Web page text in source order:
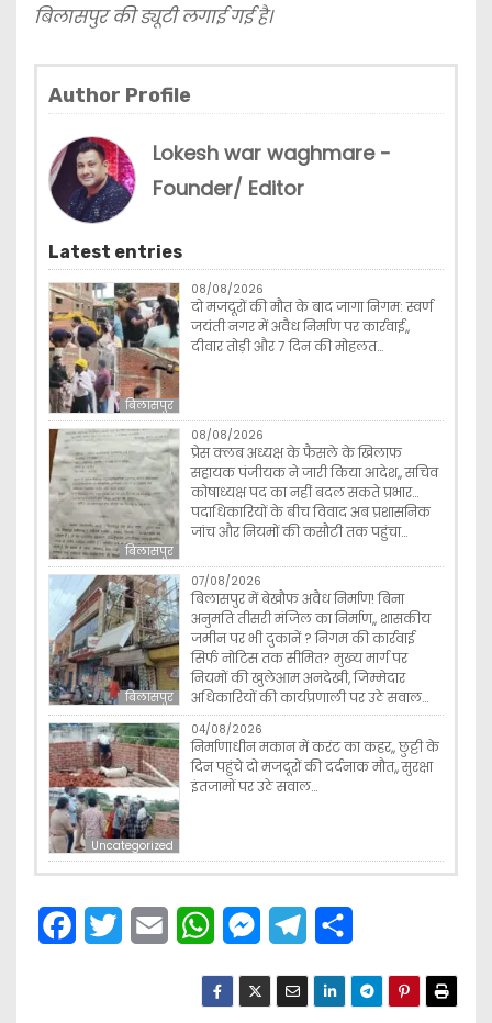
बिलासपुर की ड्यूटी लगाई गई है।
Author Profile
Lokesh war waghmare -
Founder/ Editor
Latest entries
बिलासपुर
08/08/2026
दो मजदूरों की मौत के बाद जागा निगम: स्वर्ण
जयंती नगर में अवैध निर्माण पर कार्रवाई,,
दीवार तोड़ी और 7 दिन की मोहलत…
बिलासपुर
08/08/2026
प्रेस क्लब अध्यक्ष के फैसले के खिलाफ
सहायक पंजीयक ने जारी किया आदेश,, सचिव
कोषाध्यक्ष पद का नहीं बदल सकते प्रभार…
पदाधिकारियों के बीच विवाद अब प्रशासनिक
जांच और नियमों की कसौटी तक पहुंचा…
बिलासपुर
07/08/2026
बिलासपुर में बेखौफ अवैध निर्माण! बिना
अनुमति तीसरी मंजिल का निर्माण,, शासकीय
जमीन पर भी दुकानें ? निगम की कार्रवाई
सिर्फ नोटिस तक सीमित? मुख्य मार्ग पर
नियमों की खुलेआम अनदेखी, जिम्मेदार
अधिकारियों की कार्यप्रणाली पर उठे सवाल…
Uncategorized
04/08/2026
निर्माणाधीन मकान में करंट का कहर,, छुट्टी के
दिन पहुंचे दो मजदूरों की दर्दनाक मौत,, सुरक्षा
इंतजामों पर उठे सवाल…
W
a
M
s
l
a